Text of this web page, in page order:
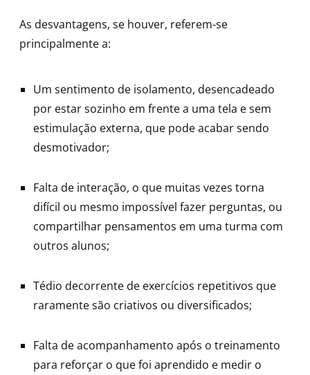
As desvantagens, se houver, referem-se
principalmente a:
Um sentimento de isolamento, desencadeado
por estar sozinho em frente a uma tela e sem
estimulação externa, que pode acabar sendo
desmotivador;
Falta de interação, o que muitas vezes torna
difícil ou mesmo impossível fazer perguntas, ou
compartilhar pensamentos em uma turma com
outros alunos;
Tédio decorrente de exercícios repetitivos que
raramente são criativos ou diversificados;
Falta de acompanhamento após o treinamento
para reforçar o que foi aprendido e medir o